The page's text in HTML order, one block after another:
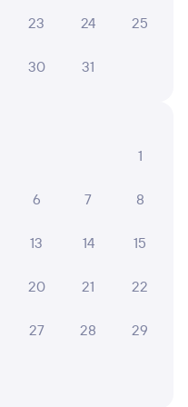
23 24 25
30 31
1
6 7 8
13 14 15
20 21 22
27 28 29